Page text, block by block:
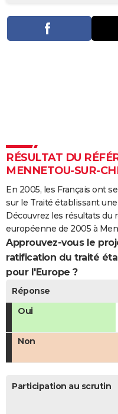
PHOTO
GUIDES D'ACHAT
COPAINS D'AVANT
FORUM
Bricolage
Lifestyle
Culture
Sport
Auto
Television
Voyage
Cinema
RÉSULTAT DU
MENNETOU-SUR-
En 2005, les Français ont
sur le Traité établissant
Découvrez les résultats
européenne de 2005 à
Approuvez-vous le
ratification du traité
pour l'Europe ?
Réponse
Oui
Non
Participation au scrutin